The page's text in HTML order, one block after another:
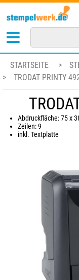
STARTSEITE >
>
TRODAT PRINTY
Abdruckfläche: 75 x
Zeilen: 9
inkl. Textplatte